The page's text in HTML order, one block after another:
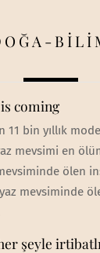
coming
11 bin yıllık
mevsimi en
ölen
mevsiminde
şeyle